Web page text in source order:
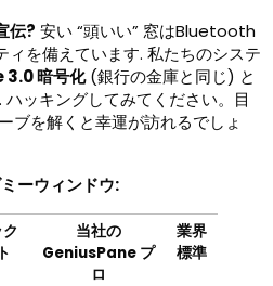
伝? 安い “頭いい” 窓はBluetooth
ィを備えています. 私たちのシステ
3.0 暗号化​ (銀行の金庫と同じ) と
​. ハッキングしてみてください。目
ブを解くと幸運が訪れるでしょ
ーウィンドウ:
当社の
GeniusPane プ
ロ
業界
標準